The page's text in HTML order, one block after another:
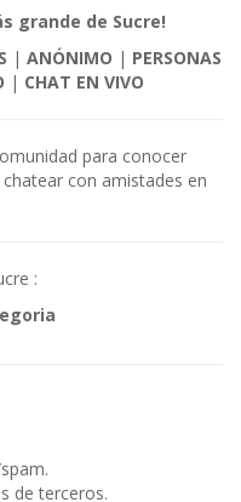
grande de Sucre!
| ANÓNIMO | PERSONAS
| CHAT EN VIVO
para conocer
con amistades en
:
de terceros.